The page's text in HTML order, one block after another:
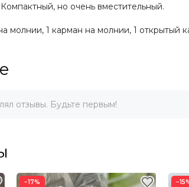
но очень вместительный.
молнии, 1 карман на молнии, 1
отзывы. Будьте первым!
−17%